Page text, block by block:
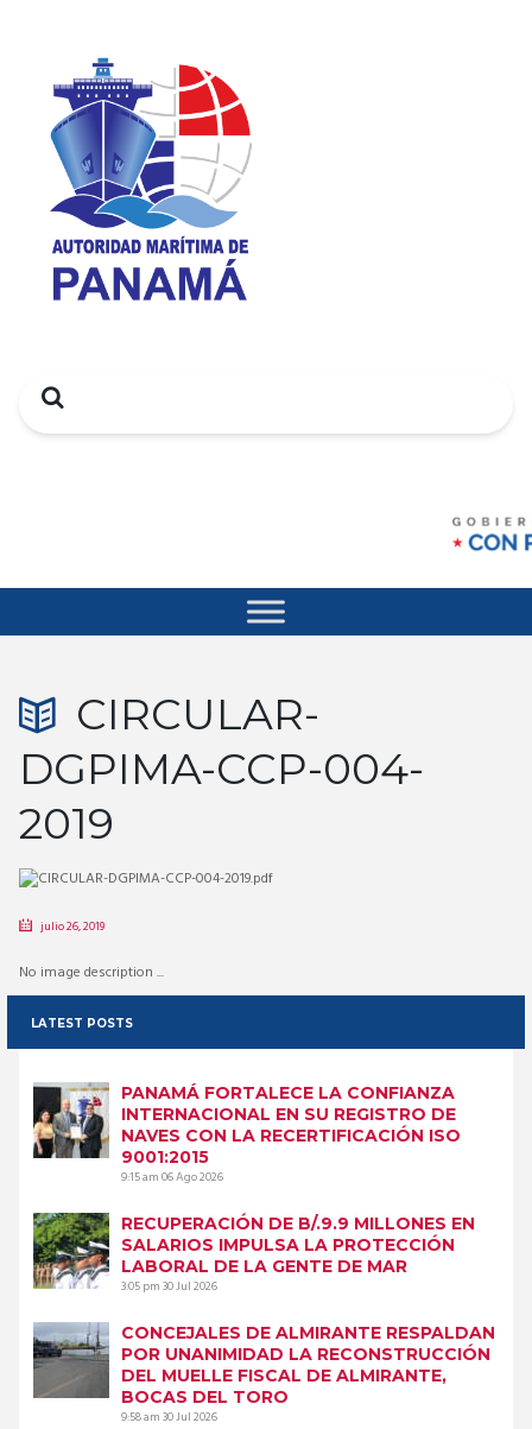
Search
CIRCULAR-
DGPIMA-CCP-004-
2019
julio 26, 2019
No image description ...
LATEST POSTS
PANAMÁ FORTALECE LA CONFIANZA
INTERNACIONAL EN SU REGISTRO DE
NAVES CON LA RECERTIFICACIÓN ISO
9001:2015
9:15 am06 Ago 2026
RECUPERACIÓN DE B/.9.9 MILLONES EN
SALARIOS IMPULSA LA PROTECCIÓN
LABORAL DE LA GENTE DE MAR
3:05 pm30 Jul 2026
CONCEJALES DE ALMIRANTE RESPALDAN
POR UNANIMIDAD LA RECONSTRUCCIÓN
DEL MUELLE FISCAL DE ALMIRANTE,
BOCAS DEL TORO
9:58 am30 Jul 2026